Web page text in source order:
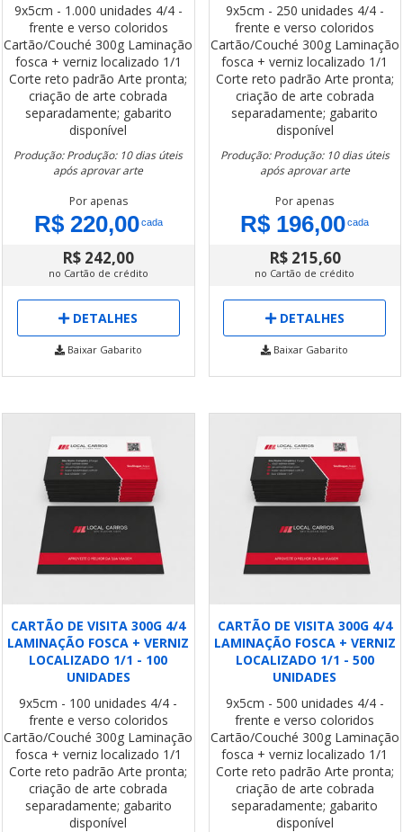
9x5cm - 1.000 unidades 4/4 -
frente e verso coloridos
Cartão/Couché 300g Laminação
fosca + verniz localizado 1/1
Corte reto padrão Arte pronta;
criação de arte cobrada
separadamente; gabarito
disponível
Produção: Produção: 10 dias úteis
após aprovar arte
Por apenas
R$ 220,00cada
R$ 242,00
no Cartão de crédito
DETALHES
Baixar Gabarito
9x5cm - 250 unidades 4/4 -
frente e verso coloridos
Cartão/Couché 300g Laminação
fosca + verniz localizado 1/1
Corte reto padrão Arte pronta;
criação de arte cobrada
separadamente; gabarito
disponível
Produção: Produção: 10 dias úteis
após aprovar arte
Por apenas
R$ 196,00cada
R$ 215,60
no Cartão de crédito
DETALHES
Baixar Gabarito
CARTÃO DE VISITA 300G 4/4
LAMINAÇÃO FOSCA + VERNIZ
LOCALIZADO 1/1 - 100
UNIDADES
9x5cm - 100 unidades 4/4 -
frente e verso coloridos
Cartão/Couché 300g Laminação
fosca + verniz localizado 1/1
Corte reto padrão Arte pronta;
criação de arte cobrada
separadamente; gabarito
disponível
CARTÃO DE VISITA 300G 4/4
LAMINAÇÃO FOSCA + VERNIZ
LOCALIZADO 1/1 - 500
UNIDADES
9x5cm - 500 unidades 4/4 -
frente e verso coloridos
Cartão/Couché 300g Laminação
fosca + verniz localizado 1/1
Corte reto padrão Arte pronta;
criação de arte cobrada
separadamente; gabarito
disponível